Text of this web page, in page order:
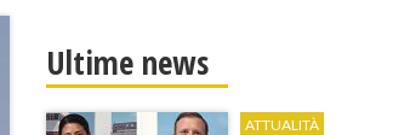
Ultime news
ATTUALITÀ